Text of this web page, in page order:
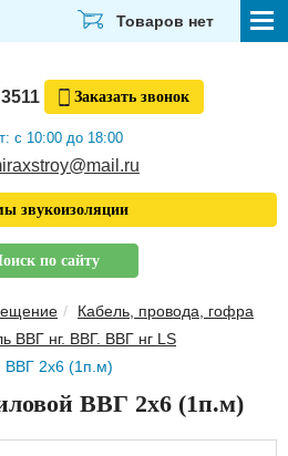
Товаров нет
Заказать звонок
с 10:00 до 18:00
звукоизоляции
по сайту
Кабель, провода, гофра
ВВГ нг. ВВГ. ВВГ нг LS
ВВГ 2х6 (1п.м)
ВВГ 2х6 (1п.м)